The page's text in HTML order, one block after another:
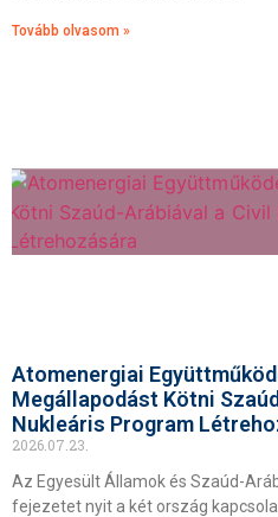
Tovább olvasom »
Atomenergiai
Megállapodást Kötni
Nukleáris Program
2026.07.23.
Az Egyesült Államok és Szaúd-
fejezetet nyit a két ország